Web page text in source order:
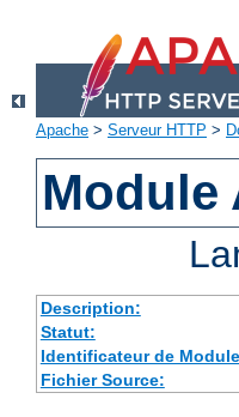
Apache > Serveur HTTP >
Module
Description:
Statut:
Identificateur de
Fichier Source: